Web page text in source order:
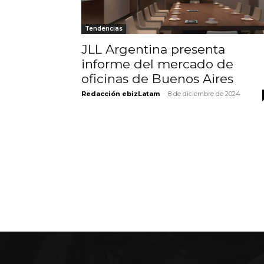
Tendencias
JLL Argentina presenta
informe del mercado de
oficinas de Buenos Aires
Redacción ebizLatam - 8 de diciembre de 2024